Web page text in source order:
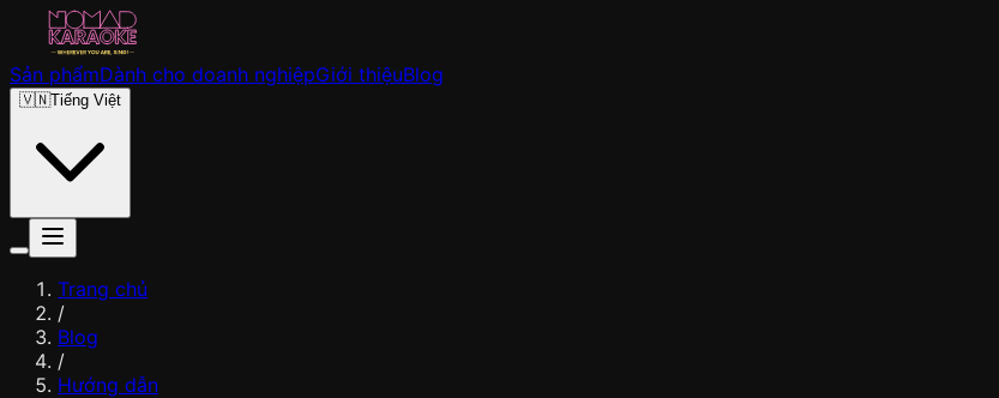
Sản phẩmDành cho doanh nghiệpGiới thiệuBlog
🇻🇳Tiếng Việt
Trang chủ
/
Blog
/
Hướng dẫn